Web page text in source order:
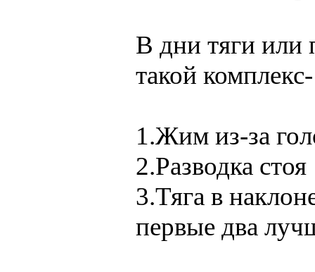
В дни тяги или
такой комплекс-
1.Жим из-за
2.Разводка стоя
3.Тяга в
первые два